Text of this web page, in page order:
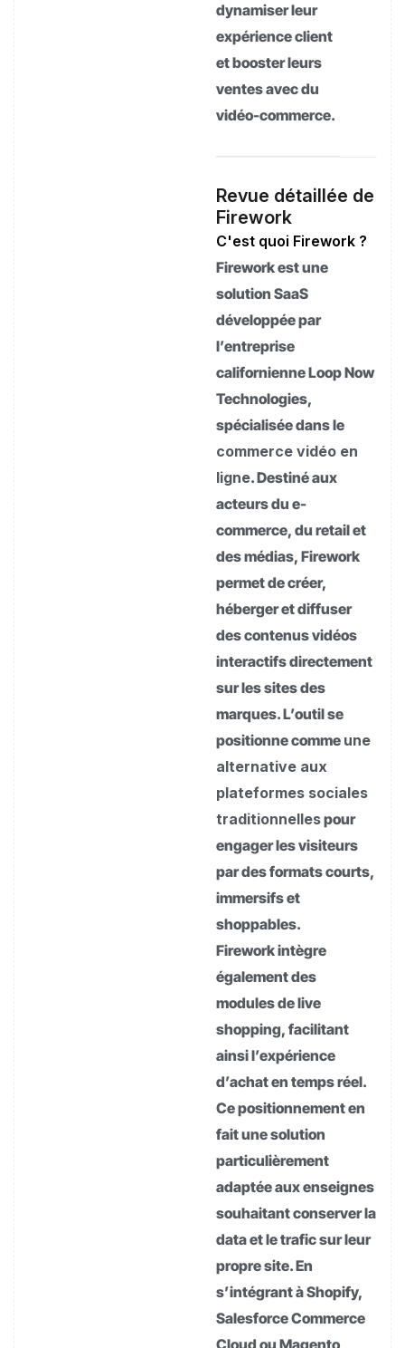
dynamiser leur
expérience client
et booster leurs
ventes avec du
vidéo-commerce.
Revue détaillée de
Firework
C'est quoi Firework ?
Firework est une
solution SaaS
développée par
l’entreprise
californienne Loop Now
Technologies,
spécialisée dans le
commerce vidéo en
ligne. Destiné aux
acteurs du e-
commerce, du retail et
des médias, Firework
permet de créer,
héberger et diffuser
des contenus vidéos
interactifs directement
sur les sites des
marques. L’outil se
positionne comme une
alternative aux
plateformes sociales
traditionnellespour
engager les visiteurs
par des formats courts,
immersifs et
shoppables.
Firework intègre
également des
modules de live
shopping, facilitant
ainsi l’expérience
d’achat en temps réel.
Ce positionnement en
fait une solution
particulièrement
adaptée aux enseignes
souhaitant conserver la
data et le trafic sur leur
propre site. En
s’intégrant à Shopify,
Salesforce Commerce
Cloud ou Magento,